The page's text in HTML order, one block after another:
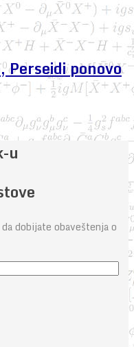
ponovo
u
dobijate obaveštenja o